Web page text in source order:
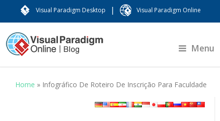
Visual Paradigm Desktop | Visual Paradigm Online
Menu
Home » Infográfico De Roteiro De Inscrição Para Faculdade